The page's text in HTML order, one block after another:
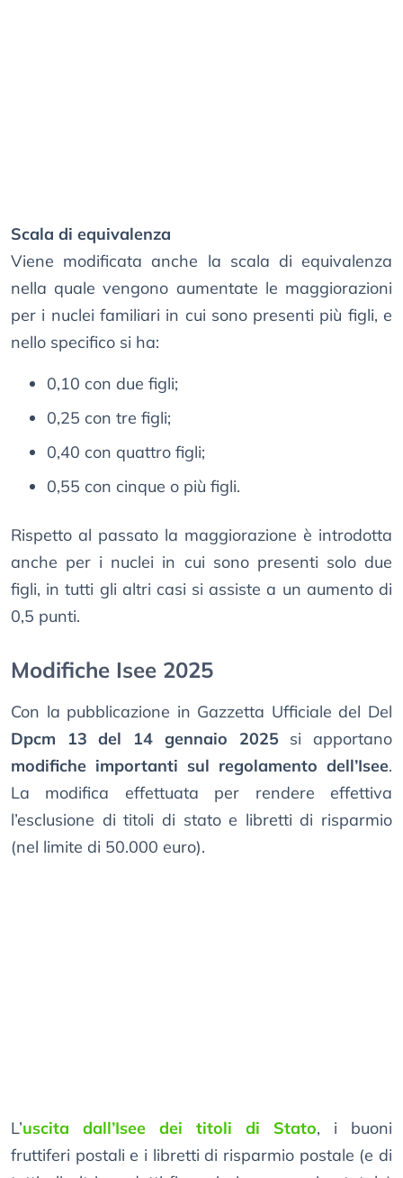
Scala di equivalenza
Viene modificata anche la scala di equivalenza
nella quale vengono aumentate le maggiorazioni
per i nuclei familiari in cui sono presenti più figli, e
nello specifico si ha:
0,10 con due figli;
0,25 con tre figli;
0,40 con quattro figli;
0,55 con cinque o più figli.
Rispetto al passato la maggiorazione è introdotta
anche per i nuclei in cui sono presenti solo due
figli, in tutti gli altri casi si assiste a un aumento di
0,5 punti.
Modifiche Isee 2025
Con la pubblicazione in Gazzetta Ufficiale del Del
Dpcm 13 del 14 gennaio 2025 si apportano
modifiche importanti sul regolamento dell’Isee.
La modifica effettuata per rendere effettiva
l’esclusione di titoli di stato e libretti di risparmio
(nel limite di 50.000 euro).
L’uscita dall’Isee dei titoli di Stato, i buoni
fruttiferi postali e i libretti di risparmio postale (e di